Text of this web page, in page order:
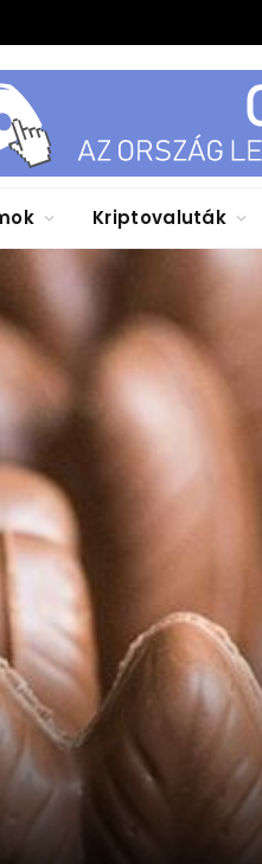
Kriptovaluták